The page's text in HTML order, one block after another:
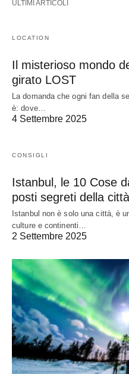
ULTIMI ARTICOLI
LOCATION
Il misterioso mondo
girato LOST
La domanda che ogni fan della
è: dove…
4 Settembre 2025
CONSIGLI
Istanbul, le 10 Cose
posti segreti della
Istanbul non è solo una città, è
culture e continenti…
2 Settembre 2025